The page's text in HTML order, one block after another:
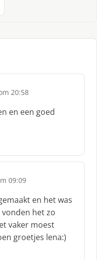
20:58
en een goed
09:09
en het was
het zo
vaker moest
groetjes lena:)